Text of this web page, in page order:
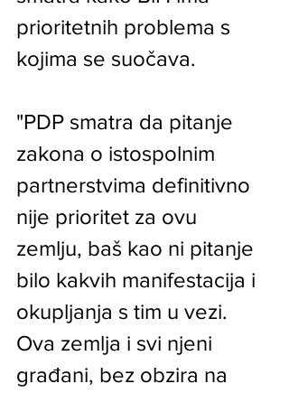
prioritetnih problema s
kojima se suočava.
"PDP smatra da pitanje
zakona o istospolnim
partnerstvima definitivno
nije prioritet za ovu
zemlju, baš kao ni pitanje
bilo kakvih manifestacija i
okupljanja s tim u vezi.
Ova zemlja i svi njeni
građani, bez obzira na